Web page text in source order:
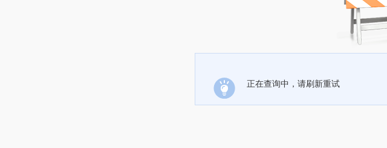
正在查询中，请刷新重试